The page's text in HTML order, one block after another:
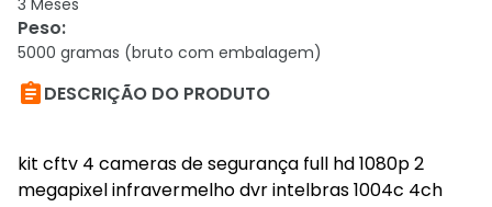
3 Meses
Peso:
5000 gramas (bruto com embalagem)
DESCRIÇÃO DO PRODUTO
kit cftv 4 cameras de segurança full hd 1080p 2
megapixel infravermelho dvr intelbras 1004c 4ch